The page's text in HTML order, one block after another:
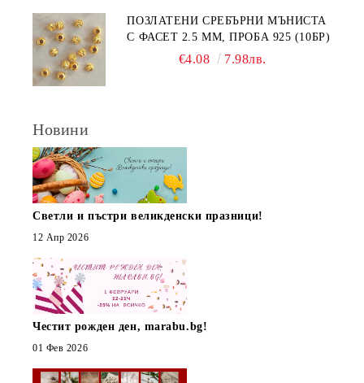
ПОЗЛАТЕНИ СРЕБЪРНИ МЪНИСТА
С ФАСЕТ 2.5 ММ, ПРОБА 925 (10БР)
€4.08 7.98лв.
Новини
Светли и пъстри великденски празници!
12 Апр 2026
Честит рожден ден, marabu.bg!
01 Фев 2026